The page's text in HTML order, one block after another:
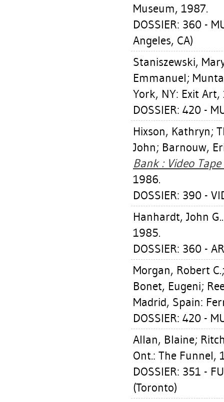
Museum, 1987.
DOSSIER: 360 -
Angeles, CA)
Staniszewski,
Emmanuel;
York, NY: Exit Art,
DOSSIER: 420 -
Hixson, Kathryn;
John; Barnouw,
Bank : Video
1986.
DOSSIER: 390 -
Hanhardt, John G.
1985.
DOSSIER: 360 -
Morgan, Robert C.
Bonet, Eugeni;
Madrid, Spain:
DOSSIER: 420 -
Allan, Blaine;
Ont.: The Funnel,
DOSSIER: 351 -
(Toronto)